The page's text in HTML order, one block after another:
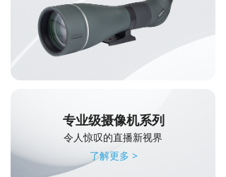
专业级摄像机系列
令人惊叹的直播新视界
了解更多 >